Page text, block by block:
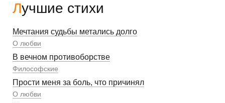
Лучшие стихи
Мечтания судьбы метались долго
О любви
В вечном противоборстве
Философские
Прости меня за боль, что причинял
О любви